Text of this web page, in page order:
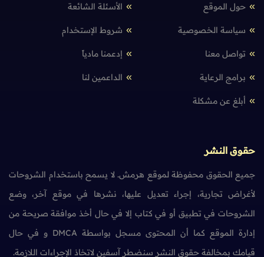
حول الموقع الأسئلة الشائعة
سياسة الخصوصية شروط الإستخدام
تواصل معنا إدعمنا مادياً
برامج الرعاية الداعمين لنا
أبلغ عن مشكلة
حقوق النشر
جميع الحقوق محفوظة لموقع هرمش. لا يسمح باستخدام الشروحات
لأغراض تجارية، إجراء تعديل عليها، نشرها في موقع آخر، وضع
الشروحات في تطبيق أو في كتاب إلا في حال أخذ موافقة صريحة من
إدارة الموقع كما أن المحتوى مسجل بواسطة DMCA و في حال
قيامك بمخالفة حقوق النشر سنضطر آسفين لاتخاذ الإجراءات اللازمة.